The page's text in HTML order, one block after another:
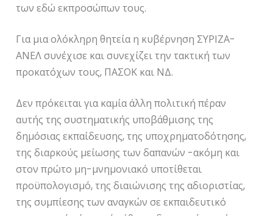
των εδώ εκπροσώπων τους.
Για μια ολόκληρη θητεία η κυβέρνηση ΣΥΡΙΖΑ-
ΑΝΕΛ συνέχισε και συνεχίζει την τακτική των
προκατόχων τους, ΠΑΣΟΚ και ΝΔ.
Δεν πρόκειται για καμία άλλη πολιτική πέραν
αυτής της συστηματικής υποβάθμισης της
δημόσιας εκπαίδευσης, της υποχρηματοδότησης,
της διαρκούς μείωσης των δαπανών -ακόμη και
στον πρώτο μη-μνημονιακό υποτίθεται
προϋπολογισμό, της διαιώνισης της αδιοριστίας,
της συμπίεσης των αναγκών σε εκπαιδευτικό